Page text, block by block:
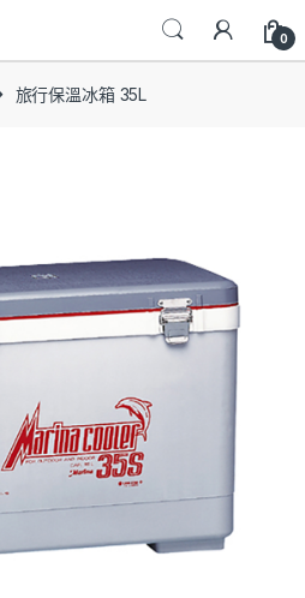
0
旅行保溫冰箱 35L